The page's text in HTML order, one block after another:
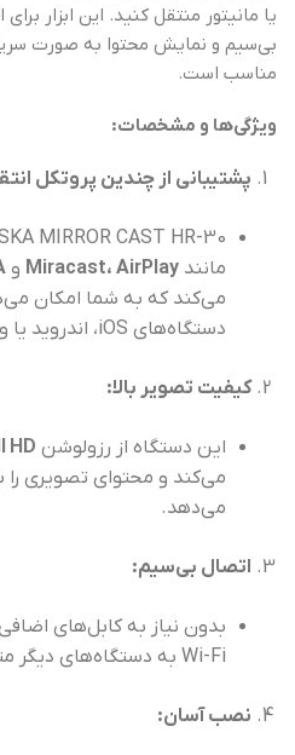
یا مانیتور منتقل کنید. این ابزار
بی‌سیم و نمایش محتوا به صورت
مناسب است.
ویژگی‌ها و مشخصات:
پشتیبانی از چندین پروتکل
مانند
Miracast،AirPlay و
می‌کند که به شما امکان
دستگاه‌های iOS، اندروید یا ویندوز استفاده کنید.
کیفیت تصویر بالا:
این دستگاه از رزولوشن HD
می‌کند و محتوای تصویری را
می‌دهد.
اتصال بی‌سیم:
بدون نیاز به کابل‌های
Wi-Fi به دستگاه‌های دیگر متصل می‌شود.
نصب آسان: